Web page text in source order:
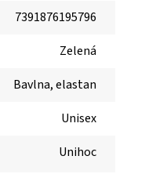
7391876195796
Zelená
Bavlna, elastan
Unisex
Unihoc